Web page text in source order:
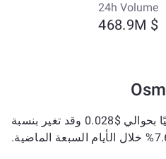
24h Volume
$ 468.9M
يتم تداول Osmosis حاليًا بحوالي $0.028 وقد تغير بنسبة